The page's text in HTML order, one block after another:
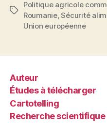
Étiquettes
Politique agricole
Roumanie,Sécurité
Union européenne
Auteur
Études à télécharger
Cartotelling
Recherche scientifique